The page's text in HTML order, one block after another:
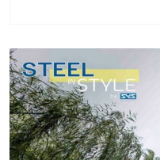
ประสบการณ์ทั้งหมด 10
เพื่อส่งมอบประสบการณ์ให้
ใหม่ที่ใช้นวัตกรรม สนับสนุ
เกษตรที่เหมาะสม ตรงกั
เพิ่มผลผลิต เพิ่มรายได้ ส
โจทย์ “การพัฒนาที่ยั่งยืน